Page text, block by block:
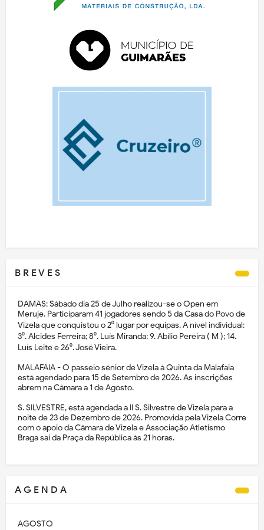
B R E V E S
DAMAS: Sábado dia 25 de Julho realizou-se o Open em
Meruje. Participaram 41 jogadores sendo 5 da Casa do Povo de
Vizela que conquistou o 2⁰ lugar por equipas. A nível individual:
3⁰. Alcides Ferreira; 8⁰. Luís Miranda; 9. Abílio Pereira ( M ); 14.
Luís Leite e 26⁰. José Vieira.
MALAFAIA - O passeio sénior de Vizela à Quinta da Malafaia
está agendado para 15 de Setembro de 2026. As inscrições
abrem na Câmara a 1 de Agosto.
S. SILVESTRE, está agendada a II S. Silvestre de Vizela para a
noite de 23 de Dezembro de 2026. Promovida pela Vizela Corre
com o apoio da Câmara de Vizela e Associação Atletismo
Braga sai da Praça da República às 21 horas.
A G E N D A
AGOSTO